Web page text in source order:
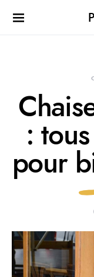
:
pour